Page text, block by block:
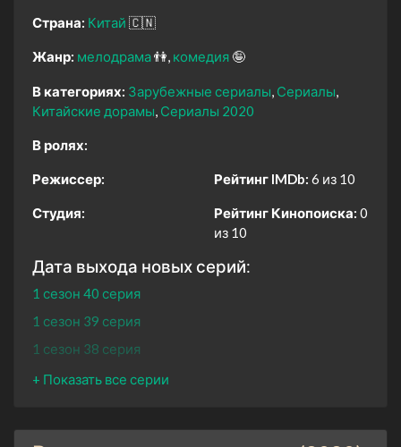
Страна: Китай 🇨🇳
Жанр: мелодрама👫 комедия 🤪
В категориях: Зарубежные сериалы Сериалы
Китайские дорамы Сериалы 2020
В ролях:
Режиссер:
Студия:
Рейтинг IMDb: 6 из 10
Рейтинг Кинопоиска: 0
из 10
Дата выхода новых серий:
1 сезон 40 серия
1 сезон 39 серия
1 сезон 38 серия
1 сезон 37 серия
1 сезон 35 серия